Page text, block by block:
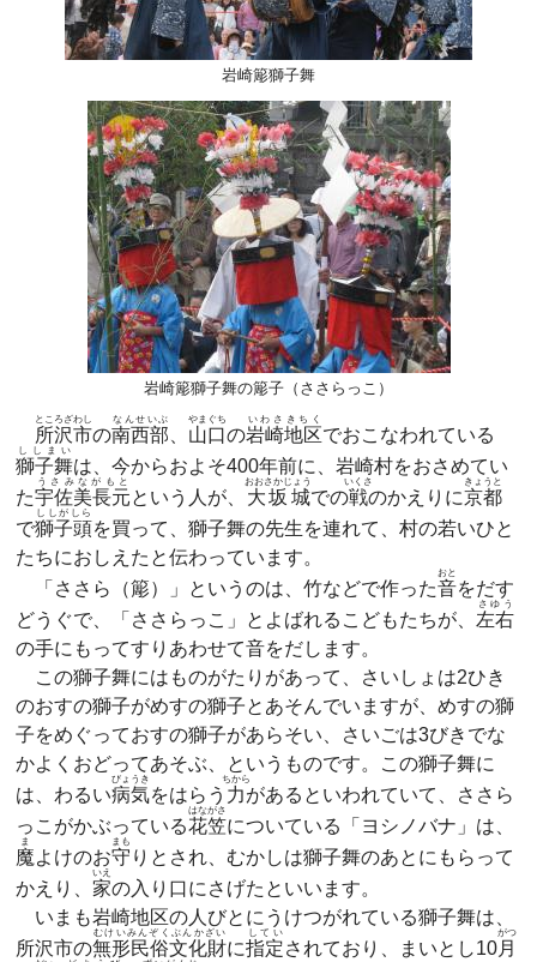
岩崎簓獅子舞
岩崎簓獅子舞の簓子（ささらっこ）
所沢市
ところざわし
の南西部
なんせいぶ
山口
やまぐち
の岩崎地区
いわさきちく
でおこなわれている
獅子舞
ししまい
は、今からおよそ400年前に、岩崎村をおさめてい
た宇佐美長元
うさみながもと
という人が、 大坂城
おおさかじょう
での戦
いくさ
のかえりに京都
きょうと
で獅子頭
ししがしら
を買って、獅子舞の先生を連れて、村の若いひと
たちにおしえたと伝わっています。
「ささら（簓）」というのは、竹などで作った音
おと
をだす
どうぐで、「ささらっこ」とよばれるこどもたちが、 左右
さゆう
の手にもってすりあわせて音をだします。
この獅子舞にはものがたりがあって、さいしょは2ひき
のおすの獅子がめすの獅子とあそんでいますが、めすの獅
子をめぐっておすの獅子があらそい、さいごは3びきでな
かよくおどってあそぶ、というものです。この獅子舞に
は、わるい病気
びょうき
をはらう 力
ちから
があるといわれていて、ささら
っこがかぶっている花笠
はながさ
についている「ヨシノバナ」は、
魔
ま
よけのお守
まも
りとされ、むかしは獅子舞のあとにもらって
かえり、家
いえ
の入り口にさげたといいます。
いまも岩崎地区の人びとにうけつがれている獅子舞は、
所沢市の無形民俗文化財
むけいみんぞくぶんかざい
に指定
してい
されており、まいとし10月
がつ